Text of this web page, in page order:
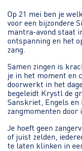
Op 21 mei ben je
voor een bijzondere
mantra-avond staat
ontspanning en het
zang.
Samen zingen is
je in het moment en
doorwerkt in het
begeleidt Krystl de
Sanskriet, Engels en
zangmomenten
Je hoeft geen
of juist zelden,
te laten klinken in